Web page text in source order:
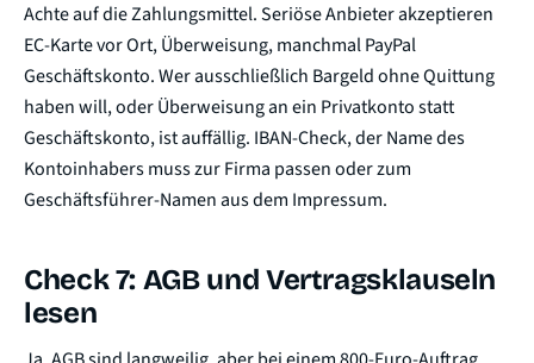
Achte auf die Zahlungsmittel. Seriöse Anbieter akzeptieren
EC-Karte vor Ort, Überweisung, manchmal PayPal
Geschäftskonto. Wer ausschließlich Bargeld ohne Quittung
haben will, oder Überweisung an ein Privatkonto statt
Geschäftskonto, ist auffällig. IBAN-Check, der Name des
Kontoinhabers muss zur Firma passen oder zum
Geschäftsführer-Namen aus dem Impressum.
Check 7: AGB und Vertragsklauseln
lesen